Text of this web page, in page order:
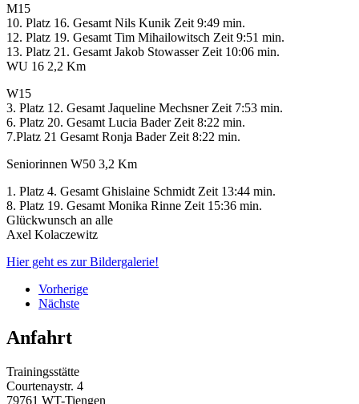
M15
10. Platz 16. Gesamt Nils Kunik Zeit 9:49 min.
12. Platz 19. Gesamt Tim Mihailowitsch Zeit 9:51 min.
13. Platz 21. Gesamt Jakob Stowasser Zeit 10:06 min.
WU 16 2,2 Km
W15
3. Platz 12. Gesamt Jaqueline Mechsner Zeit 7:53 min.
6. Platz 20. Gesamt Lucia Bader Zeit 8:22 min.
7.Platz 21 Gesamt Ronja Bader Zeit 8:22 min.
Seniorinnen W50 3,2 Km
1. Platz 4. Gesamt Ghislaine Schmidt Zeit 13:44 min.
8. Platz 19. Gesamt Monika Rinne Zeit 15:36 min.
Glückwunsch an alle
Axel Kolaczewitz
Hier geht es zur Bildergalerie!
Vorherige
Nächste
Anfahrt
Trainingsstätte
Courtenaystr. 4
79761 WT-Tiengen